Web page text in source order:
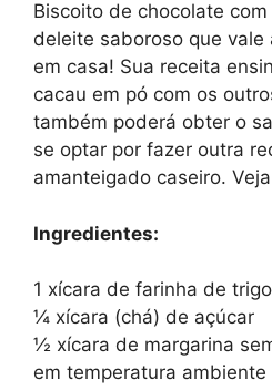
Biscoito de chocolate
deleite saboroso que vale
em casa! Sua receita
cacau em pó com os
também poderá obter o
se optar por fazer outra
amanteigado caseiro.
Ingredientes:
1 xícara de farinha de trigo
¼ xícara (chá) de açúcar
½ xícara de margarina
em temperatura ambiente